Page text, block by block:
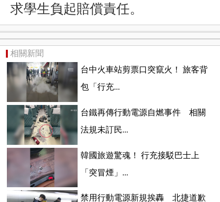
求學生負起賠償責任。
相關新聞
台中火車站剪票口突竄火！ 旅客背
包「行充...
台鐵再傳行動電源自燃事件 相關
法規未訂民...
韓國旅遊驚魂！ 行充接駁巴士上
「突冒煙」...
禁用行動電源新規挨轟 北捷道歉